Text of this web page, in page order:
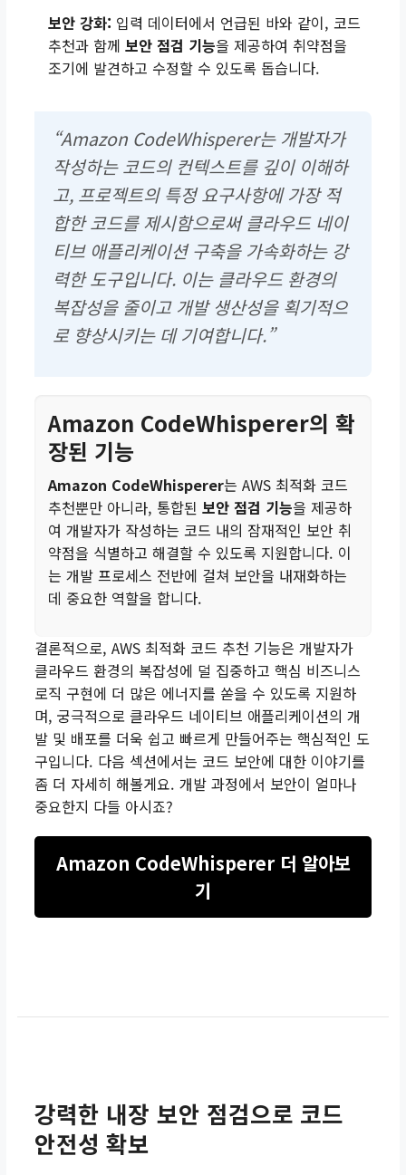
보안 강화: 입력 데이터에서 언급된 바와 같이, 코드
추천과 함께보안 점검 기능을 제공하여 취약점을
조기에 발견하고 수정할 수 있도록 돕습니다.
“Amazon CodeWhisperer는 개발자가
작성하는 코드의 컨텍스트를 깊이 이해하
고, 프로젝트의 특정 요구사항에 가장 적
합한 코드를 제시함으로써 클라우드 네이
티브 애플리케이션 구축을 가속화하는 강
력한 도구입니다. 이는 클라우드 환경의
복잡성을 줄이고 개발 생산성을 획기적으
로 향상시키는 데 기여합니다.”
Amazon CodeWhisperer의 확
장된 기능
Amazon CodeWhisperer는 AWS 최적화 코드
추천뿐만 아니라, 통합된보안 점검 기능을 제공하
여 개발자가 작성하는 코드 내의 잠재적인 보안 취
약점을 식별하고 해결할 수 있도록 지원합니다. 이
는 개발 프로세스 전반에 걸쳐 보안을 내재화하는
데 중요한 역할을 합니다.
결론적으로, AWS 최적화 코드 추천 기능은 개발자가
클라우드 환경의 복잡성에 덜 집중하고 핵심 비즈니스
로직 구현에 더 많은 에너지를 쏟을 수 있도록 지원하
며, 궁극적으로 클라우드 네이티브 애플리케이션의 개
발 및 배포를 더욱 쉽고 빠르게 만들어주는 핵심적인 도
구입니다. 다음 섹션에서는 코드 보안에 대한 이야기를
좀 더 자세히 해볼게요. 개발 과정에서 보안이 얼마나
중요한지 다들 아시죠?
Amazon CodeWhisperer 더 알아보
기
강력한 내장 보안 점검으로 코드
안전성 확보